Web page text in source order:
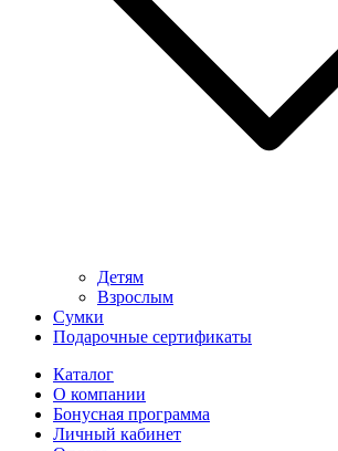
Детям
Взрослым
Сумки
Подарочные сертификаты
Каталог
О компании
Бонусная программа
Личный кабинет